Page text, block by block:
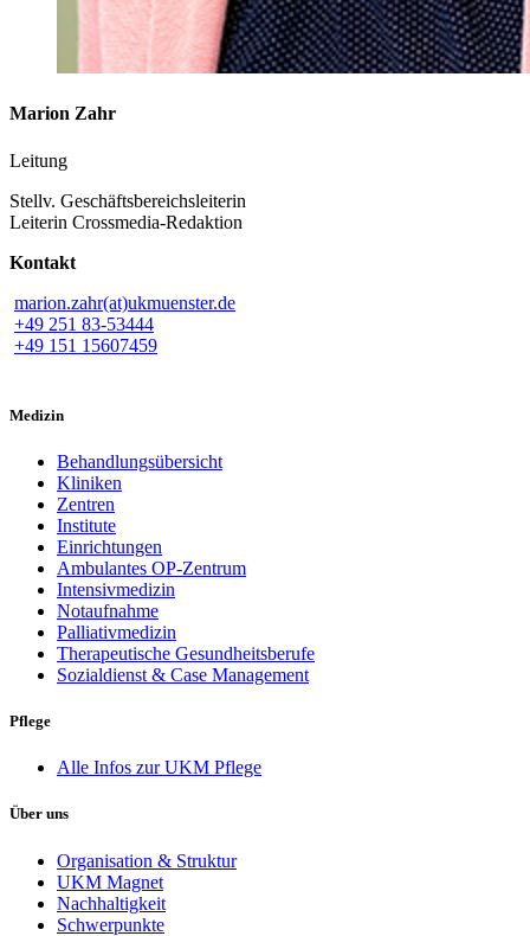
Marion Zahr
Leitung
Stellv. Geschäftsbereichsleiterin
Leiterin Crossmedia-Redaktion
Kontakt
marion.zahr(at)ukmuenster.de
+49 251 83-53444
+49 151 15607459
Medizin
Behandlungsübersicht
Kliniken
Zentren
Institute
Einrichtungen
Ambulantes OP-Zentrum
Intensivmedizin
Notaufnahme
Palliativmedizin
Therapeutische Gesundheitsberufe
Sozialdienst & Case Management
Pflege
Alle Infos zur UKM Pflege
Über uns
Organisation & Struktur
UKM Magnet
Nachhaltigkeit
Schwerpunkte